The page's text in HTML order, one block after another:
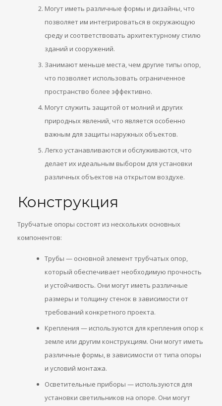
Могут иметь различные формы и дизайны, что
позволяет им интегрироваться в окружающую
среду и соответствовать архитектурному стилю
зданий и сооружений.
Занимают меньше места, чем другие типы опор,
что позволяет использовать ограниченное
пространство более эффективно.
Могут служить защитой от молний и других
природных явлений, что является особенно
важным для защиты наружных объектов.
Легко устанавливаются и обслуживаются, что
делает их идеальным выбором для установки
различных объектов на открытом воздухе.
Конструкция
Трубчатые опоры состоят из нескольких основных
компонентов:
Трубы — основной элемент трубчатых опор,
который обеспечивает необходимую прочность
и устойчивость. Они могут иметь различные
размеры и толщину стенок в зависимости от
требований конкретного проекта.
Крепления — используются для крепления опор к
земле или другим конструкциям. Они могут иметь
различные формы, в зависимости от типа опоры
и условий монтажа.
Осветительные приборы — используются для
установки светильников на опоре. Они могут